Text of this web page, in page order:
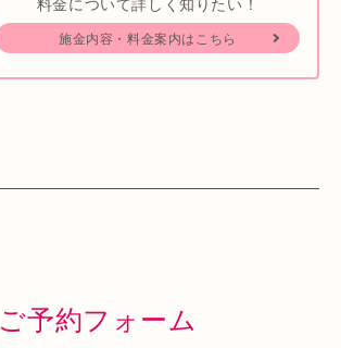
施金内容・料金案内はこちら
ご予約フォーム